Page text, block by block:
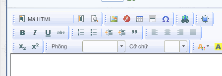
Mã HTML
Phông Phông Cỡ chữ Kích cỡ phông